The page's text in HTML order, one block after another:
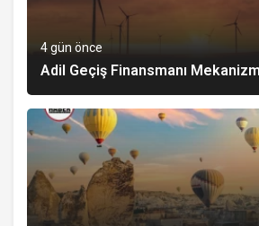
4 gün önce
Adil Geçiş Finansmanı